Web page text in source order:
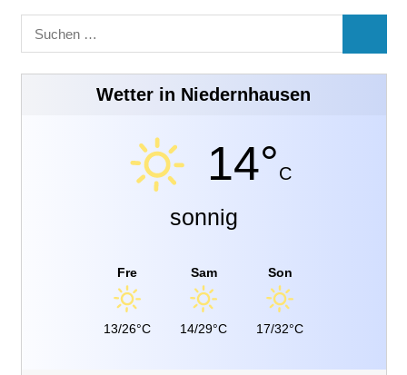
Suchen
nach:
Wetter in Niedernhausen
14°C
sonnig
Fre
13/26°C
Sam
14/29°C
Son
17/32°C